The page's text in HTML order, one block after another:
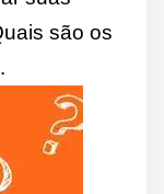
são os